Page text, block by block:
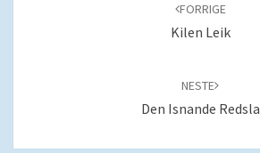
FORRIGE
Kilen Leik
NESTE
Den Isnande Redsla